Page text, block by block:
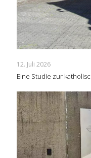
12. Juli 2026
Eine Studie zur